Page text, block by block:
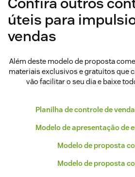
úteis para
vendas
Além deste modelo de proposta
materiais exclusivos e gratuitos que
vão facilitar o seu dia e baixe
Planilha de controle de
Modelo de apresentação de
Modelo de proposta
Modelo de proposta